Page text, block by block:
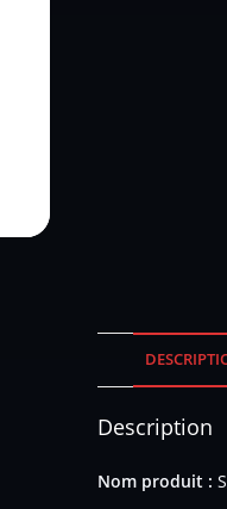
Description
Nom produit :